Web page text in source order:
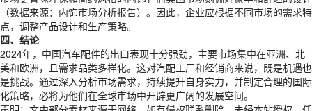
（数据来源：内饰市场分析报告）。因此，企业应根据不同市场的需求特
点，调整产品设计和生产策略。
四、结论
2024年，中国汽车配件的出口表现十分强劲，主要市场集中在亚洲、北
美和欧洲，且需求品类多样化。这对汽配工厂和经销商来说，既是机遇也
是挑战。通过深入分析市场需求，持续提升自身实力，并制定合理的国际
化策略，必将为他们在全球市场中开辟更广阔的发展空间。